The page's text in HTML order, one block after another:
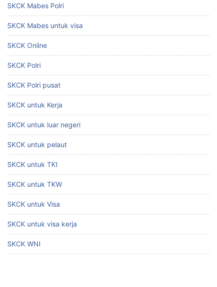
SKCK Mabes Polri
SKCK Mabes untuk visa
SKCK Online
SKCK Polri
SKCK Polri pusat
SKCK untuk Kerja
SKCK untuk luar negeri
SKCK untuk pelaut
SKCK untuk TKI
SKCK untuk TKW
SKCK untuk Visa
SKCK untuk visa kerja
SKCK WNI